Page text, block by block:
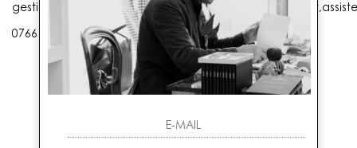
0766 25656